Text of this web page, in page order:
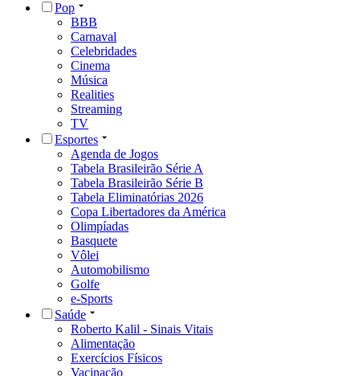
Pop
BBB
Carnaval
Celebridades
Cinema
Música
Realities
Streaming
TV
Esportes
Agenda de Jogos
Tabela Brasileirão Série A
Tabela Brasileirão Série B
Tabela Eliminatórias 2026
Copa Libertadores da América
Olimpíadas
Basquete
Vôlei
Automobilismo
Golfe
e-Sports
Saúde
Roberto Kalil - Sinais Vitais
Alimentação
Exercícios Físicos
Vacinação